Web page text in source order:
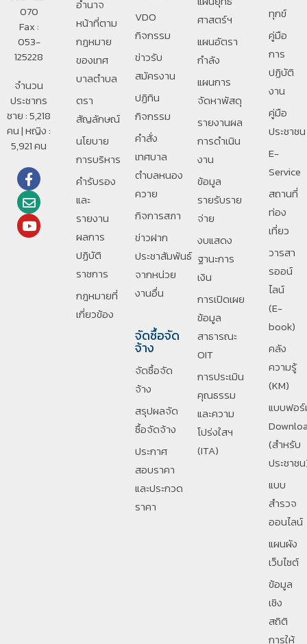
070
Fax :
053-
125228
จำนวน
ประชากร
ชาย : 5,218
คน | หญิง :
5,921 คน
อํานาจ
หน้าที่ตาม
กฎหมาย
ของเทศ
บาลตําบล
ตรา
สัญลักษณ์
นโยบาย
การบริหาร
คำรับรอง
และ
รายงาน
ผลการ
ปฏิบัติ
ราชการ
กฎหมายที่
เกี่ยวข้อง
VDO
กิจกรรม
ข่าวรับ
สมัครงาน
ปฏิทิน
กิจกรรม
คำสั่ง
เทศบาล
ตำบลหนอง
ควาย
กิจการสภา
ข่าวฝาก
ประชาสัมพันธ์
จากหน่วย
งานอื่น
จัดซื้อจัด
จ้าง
จัดซื้อจัด
จ้าง
สรุปผลจัด
ซื้อจัดจ้าง
ประกาศ
สอบราคา
และประกวด
ราคา
ศาสตร์ฯ
แผนอัตรา
กำลัง
แผนการ
จัดหาพัสดุ
รายงานผล
การดำเนิน
งาน
ข้อมูล
รายรับราย
จ่าย
งบแสดง
ฐานะการ
เงิน
การเปิดเผย
ข้อมูล
สาธารณะ
OIT
การประเมิน
คุณธรรม
และความ
โปร่งใสฯ
(ITA)
ทุกข์
คู่มือ
การ
ปฏิบัติ
งาน
คู่มือ
ประชาชน
E-
Service
สถานที่
ท่อง
เที่ยว
วารสา
รออน์
ไลน์
(E-
book)
คลัง
ความรู้
(KM)
แบบฟอ
(สำหรับ
ประชาช
แบบ
สำรวจ
ออนไลน์
แผนผัง
เว็บไซต์
ข้อมูล
เชิง
สถิติ
การให้